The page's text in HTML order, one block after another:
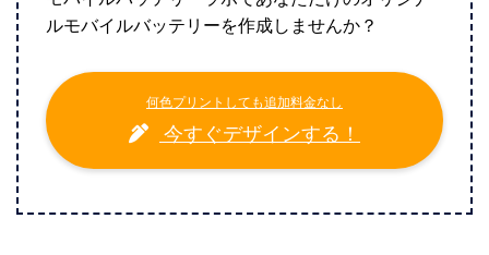
ルモバイルバッテリーを作成しませんか？
何色プリントしても追加料金なし
今すぐデザインする！